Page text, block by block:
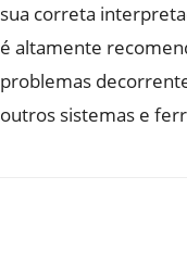
sua correta
é altamente
problemas
outros sistemas e